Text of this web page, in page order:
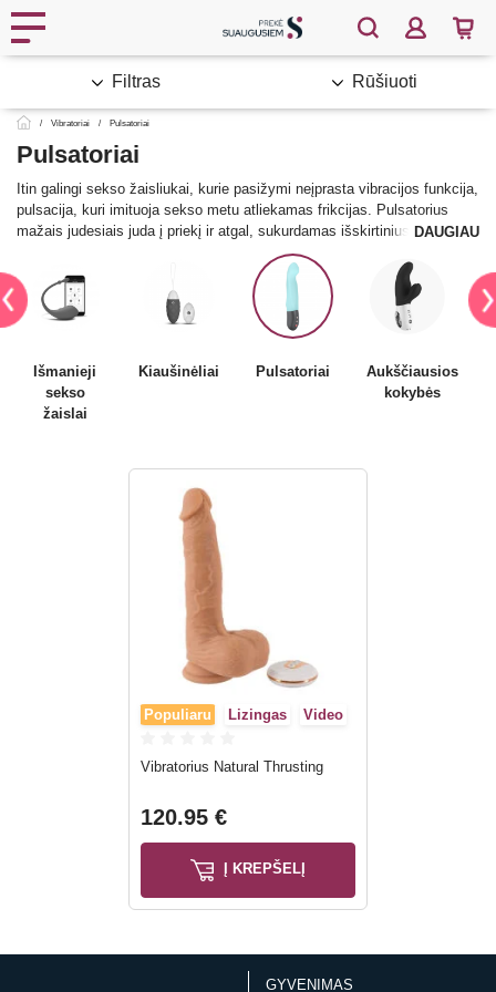
Vibratoriai Pulsatoriai
Filtras Rūšiuoti
Pulsatoriai
Itin galingi sekso žaisliukai, kurie pasižymi neįprasta vibracijos funkcija,
pulsacija, kuri imituoja sekso metu atliekamas frikcijas. Pulsatorius
mažais judesiais juda į priekį ir atgal, sukurdamas išskirtinius pojūčius.
Jie gali būti įvairių dydžių, formų ir dizaino, kad atitiktų net pačių
išrankiausių poreikius. Pulsatoriai gali vienu metu vibruoti ir pulsuoti, o
greičio intensyvumą pasirinkti galite patys. Funkcijas galima valdyti
mygtuko paspaudimu, nuotolinio valdymo pulteliu arba išmaniąja
programėle ir taip perduoti kontrolę partneriui. Pulsatorius sukuria
DAUGIAU
sekso
žaislai
Kiaušinėliai Pulsatoriai
Aukščiausios
kokybės
Populiaru Lizingas Video
Vibratorius Natural Thrusting
120.95 €
Į KREPŠELĮ
GYVENIMAS